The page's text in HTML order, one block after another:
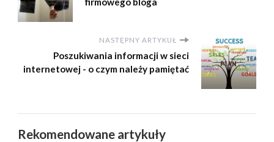
NASTĘPNY ARTYKUŁ
Poszukiwania informacji w sieci
internetowej - o czym należy pamiętać
Rekomendowane artykuły